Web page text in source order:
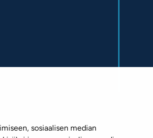
sosiaalisen median